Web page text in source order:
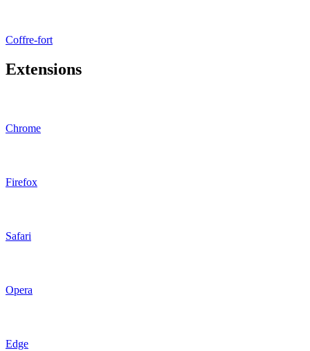
Coffre-fort
Extensions
Chrome
Firefox
Safari
Opera
Edge